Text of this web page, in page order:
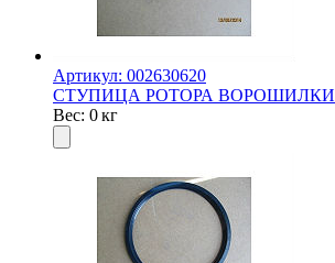
Артикул: 002630620
СТУПИЦА РОТОРА ВОРОШИЛКИ
Вес: 0 кг